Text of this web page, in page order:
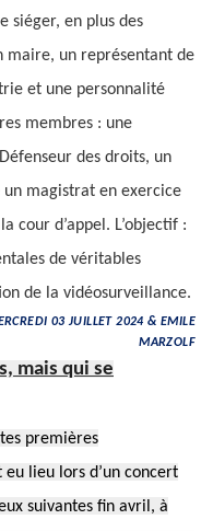
siéger, en plus des
maire, un représentant de
et une personnalité
membres : une
des droits, un
magistrat en exercice
cour d’appel. L’objectif :
de véritables
de la vidéosurveillance.
03 JUILLET 2024 & EMILE
MARZOLF
mais qui se
premières
lieu lors d’un concert
suivantes fin avril, à